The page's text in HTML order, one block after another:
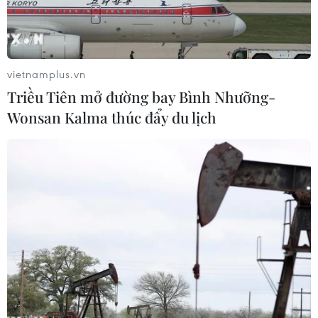
Hiện trường vụ cháy chợ Sóc Sơn (Ảnh: PV/Vietnam+)
Cơ quan công an đã xác định một loạt sai phạm
của Ban quản lý trong vụ cháy chợ Sóc Sơn (Hà
Nội) xảy ra vào sáng 21/6 vừa qua.
Trước đó, như VietnamPlus đã đưa tin, vào
khoảng 5 giờ 55 phút sáng 21/6, một vụ cháy lớn
vietnamplus.vn
Triều Tiên mở đường bay Bình Nhưỡng-
Wonsan Kalma thúc đẩy du lịch